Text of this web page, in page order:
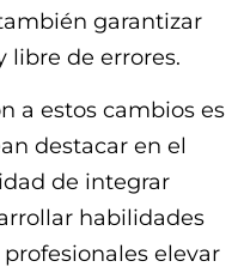
garantizar
libre de errores.
a estos cambios es
destacar en el
de integrar
habilidades
elevar